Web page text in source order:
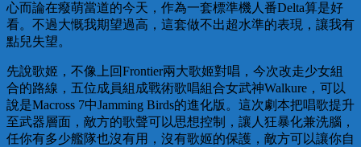
心而論在癈萌當道的今天，作為一套標準機人番Delta算是好
看。不過大慨我期望過高，這套做不出超水準的表現，讓我有
點兒失望。
先說歌姬，不像上回Frontier兩大歌姬對唱，今次改走少女組
合的路線，五位成員組成戰術歌唱組合女武神Walkure，可以
說是Macross 7中Jamming Birds的進化版。這次劇本把唱歌提升
至武器層面，敵方的歌聲可以思想控制，讓人狂暴化兼洗腦，
任你有多少艦隊也沒有用，沒有歌姬的保護，敵方可以讓你自